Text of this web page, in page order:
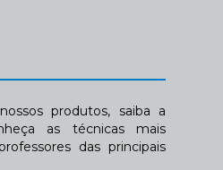
produtos, saiba a
as técnicas mais
das principais